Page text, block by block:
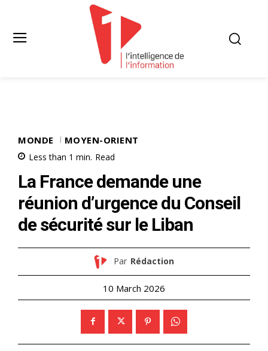
MONDE MOYEN-ORIENT
Less than 1 min. Read
La France demande une
réunion d’urgence du Conseil
de sécurité sur le Liban
Par Rédaction
10 March 2026